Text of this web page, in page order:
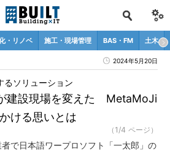
・リノベ 施工・現場管理 BAS・FM 土木
2024年5月20日
建設現場を変えた MetaMoJi
ける思いとは
るソリューション
（1/4 ページ）
で日本語ワープロソフト「一太郎」の